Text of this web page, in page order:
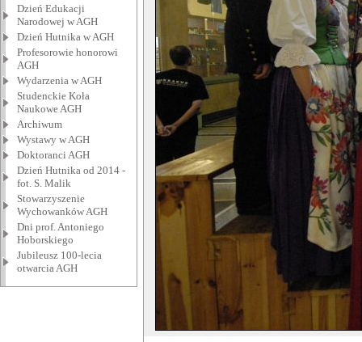
Dzień Edukacji
Narodowej w AGH
Dzień Hutnika w AGH
Profesorowie honorowi
AGH
Wydarzenia w AGH
Studenckie Koła
Naukowe AGH
Archiwum
Wystawy w AGH
Doktoranci AGH
Dzień Hutnika od 2014 -
fot. S. Malik
Stowarzyszenie
Wychowanków AGH
Dni prof. Antoniego
Hoborskiego
Jubileusz 100-lecia
otwarcia AGH